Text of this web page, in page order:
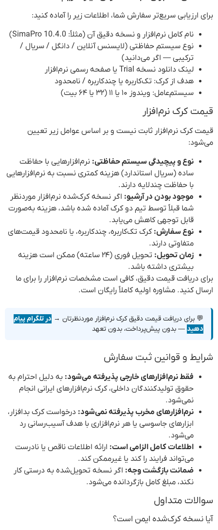
برای ارزیابی سریع‌تر سفارش شما، اطلاعات زیر را آماده کنید:
نام کامل نرم‌افزار و نسخه دقیق آن (مثلاً: SimaPro 10.4.0)
نوع سیستم حفاظتی (لایسنس آنلاین / دانگل / سریال /
ترکیبی — اگر می‌دانید)
لینک دانلود نسخه Trial یا صفحه رسمی نرم‌افزار
هدف از کرک: تک‌کاربره یا چندکاربره / نامحدود
سیستم‌عامل: ویندوز ۱۰ یا ۱۱ (۳۲ یا ۶۴ بیت)
قیمت کرک نرم‌افزار
قیمت کرک نرم‌افزار ثابت نیست و بر اساس عوامل زیر تعیین
می‌شود:
نوع و پیچیدگی سیستم حفاظتی: نرم‌افزارهایی با حفاظت
ساده (سریال استاندارد) هزینه کمتری نسبت به نرم‌افزارهایی
با حفاظت چندلایه دارند.
موجود بودن در آرشیو: اگر نسخه کرک‌شده نرم‌افزار موردنظر
شما قبلاً توسط تیم دو کرک آماده شده باشد، هزینه به‌صورت
قابل توجهی کاهش می‌یابد.
نوع سفارش: کرک تک‌کاربره، چندکاربره، یا نامحدود قیمت‌های
متفاوتی دارند.
زمان تحویل:
تحویل فوری (۲۴ ساعته) ممکن است هزینه
بیشتری داشته باشد.
برای دریافت قیمت دقیق، کافی است مشخصات نرم‌افزار را برای ما
ارسال کنید. مشاوره اولیه کاملاً رایگان است.
💬 برای دریافت قیمت دقیق کرک نرم‌افزار موردنظرتان → در تلگرام پیام
دهید — بدون پیش‌پرداخت، بدون تعهد
شرایط و قوانین ثبت سفارش
فقط نرم‌افزارهای خارجی پذیرفته می‌شود: به دلیل احترام به
حقوق تولیدکنندگان داخلی، کرک نرم‌افزارهای ایرانی انجام
نمی‌شود.
نرم‌افزارهای مخرب پذیرفته نمی‌شود: درخواست کرک بدافزار،
ابزارهای جاسوسی یا هر نرم‌افزاری با هدف آسیب‌رسانی رد
می‌شود.
اطلاعات کامل الزامی است: ارائه اطلاعات ناقص یا نادرست
می‌تواند فرایند را کند یا غیرممکن کند.
ضمانت بازگشت وجه: اگر نسخه تحویل‌شده به درستی کار
نکند، مبلغ کامل بازگردانده می‌شود.
سوالات متداول
آیا نسخه کرک‌شده ایمن است؟